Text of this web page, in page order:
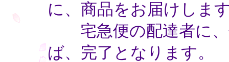
に、商品をお届けしま
宅急便の配達者に、
ば、完了となります。